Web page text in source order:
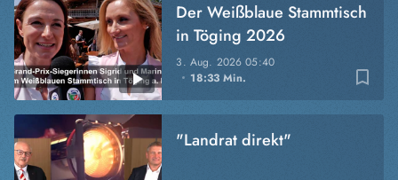
bookmark_border
3. Aug. 202605:40
18:33 Min.
Der Weißblaue Stammtisch
in Töging 2026
"Landrat direkt"